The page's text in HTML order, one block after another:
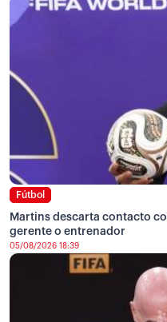
Fútbol
Martins descarta contacto
gerente o entrenador
05/08/2026 18:39